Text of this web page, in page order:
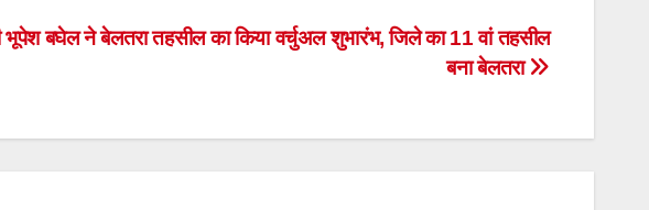
भूपेश बघेल ने बेलतरा तहसील का किया वर्चुअल शुभारंभ, जिले का 11 वां तहसील
बना बेलतरा